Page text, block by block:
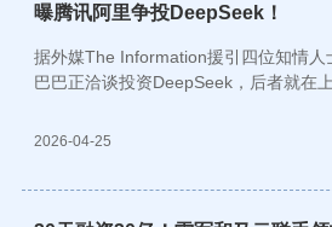
曝腾讯阿里争投DeepSeek！
据外媒The Information援引四位知情人
巴巴正洽谈投资DeepSeek，后者就在
2026-04-25